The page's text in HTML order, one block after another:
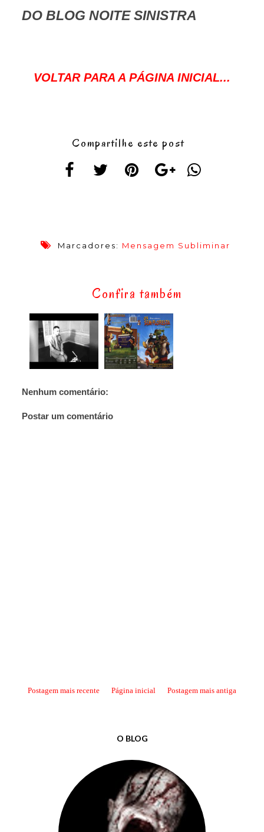
DO BLOG NOITE SINISTRA
VOLTAR PARA A PÁGINA INICIAL...
Compartilhe este post
Marcadores: Mensagem Subliminar
Confira também
Nenhum comentário:
Postar um comentário
Postagem mais recente Postagem mais antiga
Página inicial
O BLOG